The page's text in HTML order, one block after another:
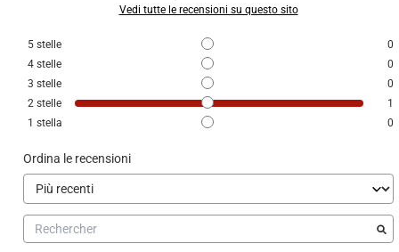
Vedi tutte le recensioni su questo sito
5 stelle
0
4 stelle
0
3 stelle
0
2 stelle
1
1 stella 0
Ordina le recensioni